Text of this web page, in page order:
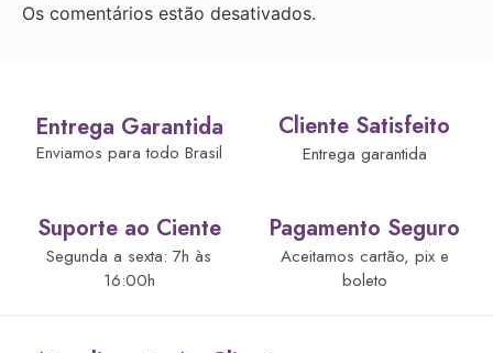
Os comentários estão desativados.
Entrega Garantida
Enviamos para todo Brasil
Cliente Satisfeito
Entrega garantida
Suporte ao Ciente
Segunda a sexta: 7h às
16:00h
Pagamento Seguro
Aceitamos cartão, pix e
boleto